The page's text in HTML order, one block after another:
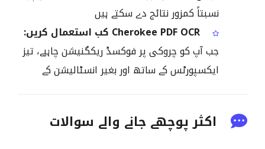
نسبتاً کمزور نتائج دے سکتے ہیں
Cherokee PDF OCR کب استعمال کریں:
جب آپ کو چروکی پر فوکسڈ ریکگنیشن چاہیے، تیز
ایکسپورٹس کے ساتھ اور بغیر انسٹالیشن کے
اکثر پوچھے جانے والے سوالات